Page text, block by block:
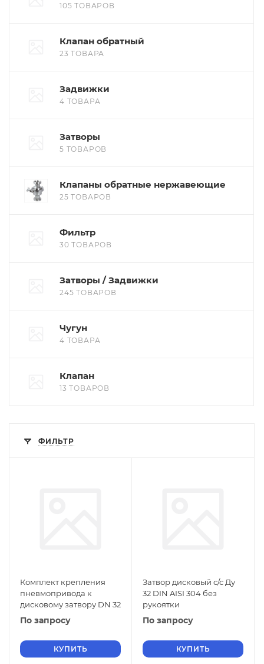
105 ТОВАРОВ
Клапан обратный
23 ТОВАРА
Задвижки
4 ТОВАРА
Затворы
5 ТОВАРОВ
Клапаны обратные нержавеющие
25 ТОВАРОВ
Фильтр
30 ТОВАРОВ
Затворы / Задвижки
245 ТОВАРОВ
Чугун
4 ТОВАРА
Клапан
13 ТОВАРОВ
ФИЛЬТР
Комплект крепления
пневмопривода к
дисковому затвору DN 32
По запросу
КУПИТЬ
Затвор дисковый с/с Ду
32 DIN AISI 304 без
рукоятки
По запросу
КУПИТЬ